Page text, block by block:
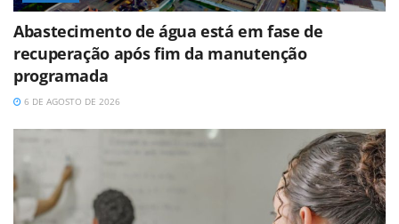
Abastecimento de água está em fase de
recuperação após fim da manutenção
programada
6 DE AGOSTO DE 2026